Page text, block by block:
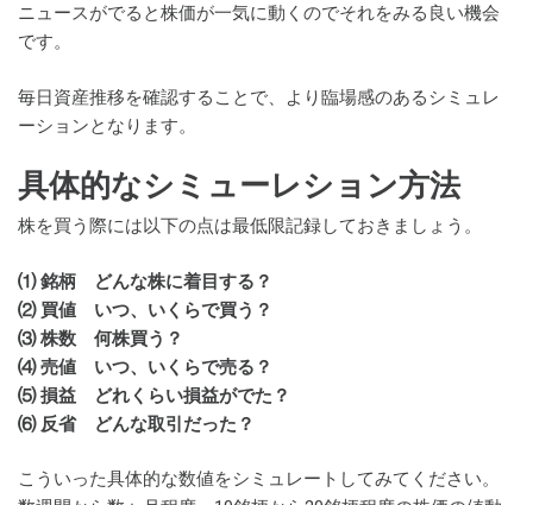
ニュースがでると株価が一気に動くのでそれをみる良い機会
です。
毎日資産推移を確認することで、より臨場感のあるシミュレ
ーションとなります。
具体的なシミューレション方法
株を買う際には以下の点は最低限記録しておきましょう。
⑴ 銘柄 どんな株に着目する？
⑵ 買値 いつ、いくらで買う？
⑶ 株数 何株買う？
⑷ 売値 いつ、いくらで売る？
⑸ 損益 どれくらい損益がでた？
⑹ 反省 どんな取引だった？
こういった具体的な数値をシミュレートしてみてください。